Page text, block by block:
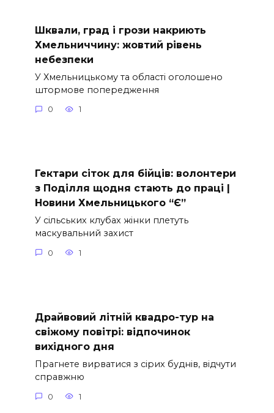
Шквали, град і грози накриють
Хмельниччину: жовтий рівень
небезпеки
У Хмельницькому та області оголошено
штормове попередження
0 1
Гектари сіток для бійців: волонтери
з Поділля щодня стають до праці |
Новини Хмельницького “Є”
У сільських клубах жінки плетуть
маскувальний захист
0 1
Драйвовий літній квадро-тур на
свіжому повітрі: відпочинок
вихідного дня
Прагнете вирватися з сірих буднів, відчути
справжню
0 1